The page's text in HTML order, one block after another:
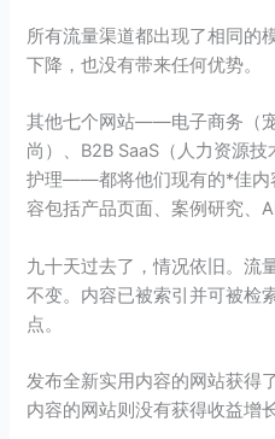
所有流量渠道都出现了相同的
下降，也没有带来任何优势。
其他七个网站——电子商务（
尚）、B2B SaaS（人力资源
护理——都将他们现有的*佳内
容包括产品页面、案例研究、
九十天过去了，情况依旧。流
不变。内容已被索引并可被检
点。
发布全新实用内容的网站获得
内容的网站则没有获得收益增长